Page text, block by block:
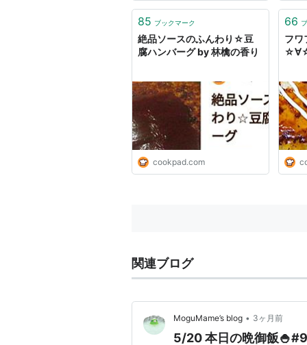
85 ブックマーク
絶品ソースのふんわり☆豆
腐ハンバーグ by 林檎の香り
cookpad.com
66
フワ
関連ブログ
MoguMame’s blog • 3ヶ月前
5/20 本日の晩御飯